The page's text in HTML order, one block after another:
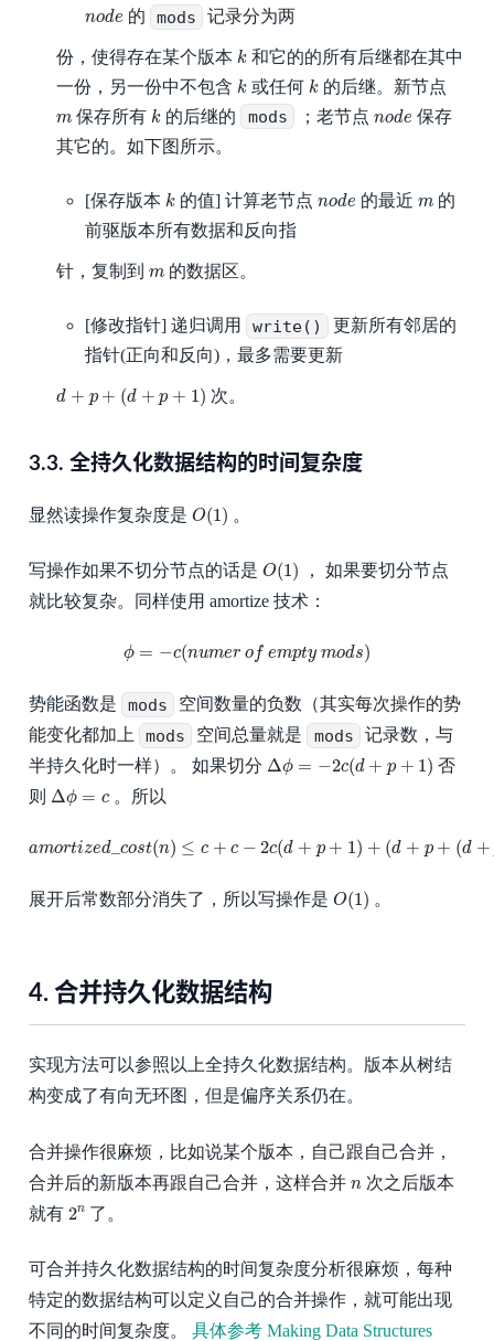
node
node 的 mods 记录分为两
份，使得存在某个版本 k
k 和它的的所有后继都在其中
一份，另一份中不包含 k
k 或任何 k
k 的后继。新节点
m
m 保存所有 k
k 的后继的 mods ；老节点 node
node 保存
其它的。如下图所示。
[保存版本 k
k的值] 计算老节点 node
node 的最近 m
m的
前驱版本所有数据和反向指
针，复制到m
m 的数据区。
[修改指针] 递归调用 write()
更新所有邻居的
指针(正向和反向)，最多需要更新
d + p + (d + p + 1)
d+ p d+ p + ) 次。
3.3. 全持久化数据结构的时间复杂度
显然读操作复杂度是 O(1)
O(1 ) 。
写操作如果不切分节点的话是 O(1)
O(1 )
， 如果要切分节点
就比较复杂。同样使用 amortize 技术：
ϕ = −c(numer of empty mods)
c( e m
势能函数是 mods
空间数量的负数（其实每次操作的势
能变化都加上
mods 空间总量就是 mods
记录数，与
半持久化时一样）。 如果切分 Δϕ = −2c(d + p + 1)
Δ = d+ p + )
否
则 Δϕ = c
Δϕ= 。所以
amortized_ cost(n) ≤ c + c − 2c(d + p + 1 ) + (d + p + (d +
ort ze _ st c+ c−2 c p +1) ( d+p + p +1) ∗
展开后常数部分消失了，所以写操作是 O(1)
O(1 ) 。
4.合并持久化数据结构
实现方法可以参照以上全持久化数据结构。版本从树结
构变成了有向无环图，但是偏序关系仍在。
合并操作很麻烦，比如说某个版本，自己跟自己合并，
合并后的新版本再跟自己合并，这样合并 n
n次之后版本
就有 2n
2n 了。
可合并持久化数据结构的时间复杂度分析很麻烦，每种
特定的数据结构可以定义自己的合并操作，就可能出现
不同的时间复杂度。 具体参考 Making Data Structures